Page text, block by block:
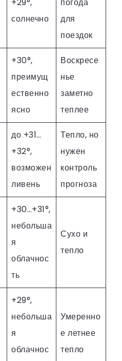
+29°,
солнечно
погода
для
поездок
+30°,
преимущ
ественно
ясно
Воскресе
нье
заметно
теплее
до +31…
+32°,
возможен
ливень
Тепло, но
нужен
контроль
прогноза
+30…+31°,
небольша
я
облачнос
ть
Сухо и
тепло
+29°,
небольша
я
облачнос
Умеренно
е летнее
тепло